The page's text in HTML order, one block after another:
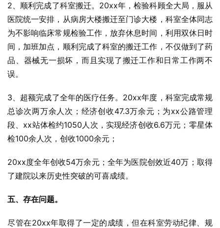
2、顺利完成了科室搬迁。20xx年，检验科顾全大局，服从
医院统一安排，从病房大楼搬迁至门诊大楼，科室全体同志
为不影响临床常规检验工作，放弃休息时间，利用双休日时
间，加班加点，顺利完成了科室的搬迁工作，不仅做到了药
品、器械无一损坏，而且实现了搬迁工作和日常工作两不
误。
3、超额完成了全年的医疗任务。20xx年度，科室完成常规
总诊次两万余人次；经济创收47.3万余元；为xx公路管理
段、xx站体检约1050人次，实现经济创收6.6万元；零星体
检100余人次，创收1000余元；
20xx度全年创收54万余元；全年为医院创效近40万；取得
了建院以来历史性突破的可喜成绩。
五、存在问题。
尽管在20xx年取得了一定的成绩，但在科室劳动纪律、规